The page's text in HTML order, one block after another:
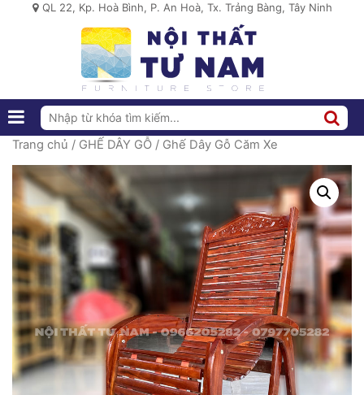
QL 22, Kp. Hoà Bình, P. An Hoà, Tx. Trảng Bàng, Tây Ninh
Trang chủ / GHẾ DÂY GỖ / Ghế Dây Gỗ Căm Xe